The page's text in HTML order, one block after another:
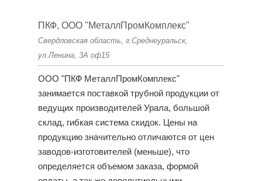
ПКФ, ООО "МеталлПромКомплекс"
Свердловская область, г.Среднеуральск,
ул.Ленина, 3А оф15
ООО "ПКФ МеталлПромКомплекс"
занимается поставкой трубной продукции от
ведущих производителей Урала, большой
склад, гибкая система скидок. Цены на
продукцию значительно отличаются от цен
заводов-изготовителей (меньше), что
определяется объемом заказа, формой